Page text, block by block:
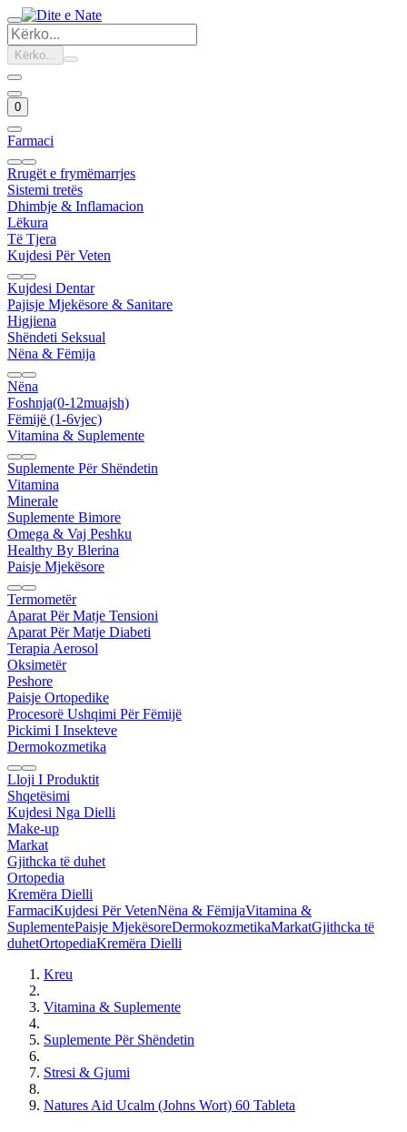
Kërko...
0
Farmaci
Rrugët e frymëmarrjes
Sistemi tretës
Dhimbje & Inflamacion
Lëkura
Të Tjera
Kujdesi Për Veten
Kujdesi Dentar
Pajisje Mjekësore & Sanitare
Higjiena
Shëndeti Seksual
Nëna & Fëmija
Nëna
Foshnja(0-12muajsh)
Fëmijë (1-6vjec)
Vitamina & Suplemente
Suplemente Për Shëndetin
Vitamina
Minerale
Suplemente Bimore
Omega & Vaj Peshku
Healthy By Blerina
Paisje Mjekësore
Termometër
Aparat Për Matje Tensioni
Aparat Për Matje Diabeti
Terapia Aerosol
Oksimetër
Peshore
Paisje Ortopedike
Procesorë Ushqimi Për Fëmijë
Pickimi I Insekteve
Dermokozmetika
Lloji I Produktit
Shqetësimi
Kujdesi Nga Dielli
Make-up
Markat
Gjithcka të duhet
Ortopedia
Kremëra Dielli
FarmaciKujdesi Për VetenNëna & FëmijaVitamina &
SuplementePaisje MjekësoreDermokozmetikaMarkatGjithcka të
duhetOrtopediaKremëra Dielli
Kreu
Vitamina & Suplemente
Suplemente Për Shëndetin
Stresi & Gjumi
Natures Aid Ucalm (Johns Wort) 60 Tableta